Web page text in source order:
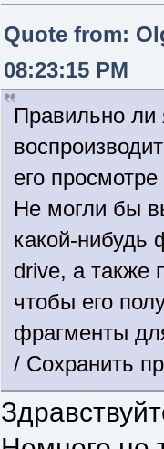
Quote from:
08:23:15 PM
Правильно ли
его
Не могли бы
какой-нибудь
drive, а также
чтобы его
фрагменты
/ Сохранить